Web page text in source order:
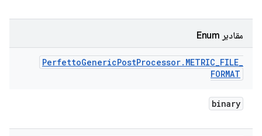
مقادیر Enum
PerfettoGenericPostProcessor. METRIC_FILE_
FORMAT
binary